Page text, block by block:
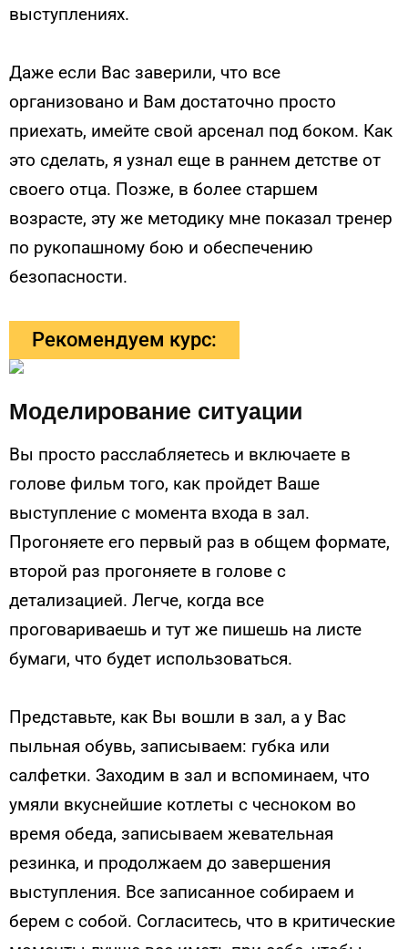
выступлениях.
Даже если Вас заверили, что все
организовано и Вам достаточно просто
приехать, имейте свой арсенал под боком. Как
это сделать, я узнал еще в раннем детстве от
своего отца. Позже, в более старшем
возрасте, эту же методику мне показал тренер
по рукопашному бою и обеспечению
безопасности.
Рекомендуем курс:
Моделирование ситуации
Вы просто расслабляетесь и включаете в
голове фильм того, как пройдет Ваше
выступление с момента входа в зал.
Прогоняете его первый раз в общем формате,
второй раз прогоняете в голове с
детализацией. Легче, когда все
проговариваешь и тут же пишешь на листе
бумаги, что будет использоваться.
Представьте, как Вы вошли в зал, а у Вас
пыльная обувь, записываем: губка или
салфетки. Заходим в зал и вспоминаем, что
умяли вкуснейшие котлеты с чесноком во
время обеда, записываем жевательная
резинка, и продолжаем до завершения
выступления. Все записанное собираем и
берем с собой. Согласитесь, что в критические